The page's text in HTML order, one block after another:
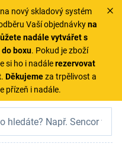
nový skladový systém
Vaší objednávkyna
nadále vytvářet s
boxu. Pokud je zboží
si ho i nadálerezervovat
. Děkujemeza trpělivost a
přízeň i nadále.